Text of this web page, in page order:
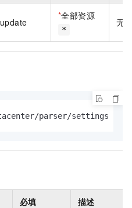
update
*全部资源
*
无
parser/settings
必填 描述